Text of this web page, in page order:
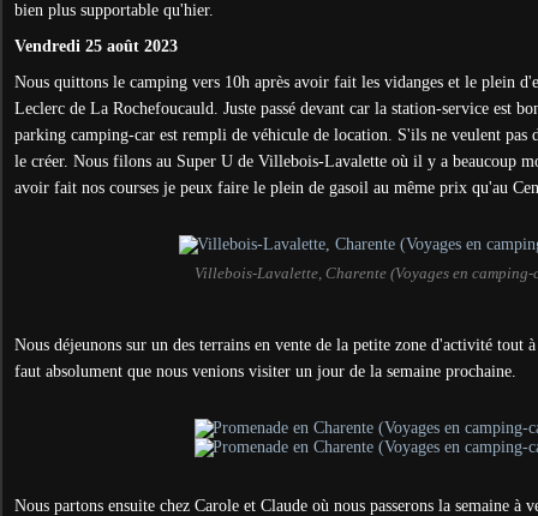
bien plus supportable qu'hier.
Vendredi 25 août 2023
Nous quittons le camping vers 10h après avoir fait les vidanges et le plein
Leclerc de La Rochefoucauld. Juste passé devant car la station-service est
parking camping-car est rempli de véhicule de location. S'ils ne veulent pas
le créer. Nous filons au Super U de Villebois-Lavalette où il y a beaucoup
avoir fait nos courses je peux faire le plein de gasoil au même prix qu'au
Villebois-Lavalette, Charente (Voyages en camping-
Nous déjeunons sur un des terrains en vente de la petite zone d'activité tout
faut absolument que nous venions visiter un jour de la semaine prochaine.
Nous partons ensuite chez Carole et Claude où nous passerons la semaine à